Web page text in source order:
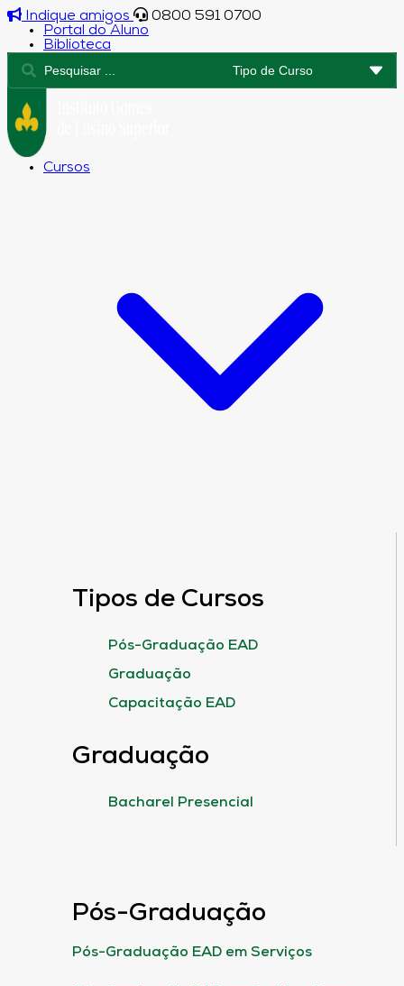
Indique amigos
0800 591 0700
Portal do Aluno
Biblioteca
Cursos
Tipos de Cursos
Pós-Graduação EAD
Graduação
Capacitação EAD
Graduação
Bacharel Presencial
Pós-Graduação
Pós-Graduação EAD em Serviços